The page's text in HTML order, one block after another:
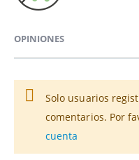
OPINIONES
Solo usuarios
comentarios. Por
cuenta